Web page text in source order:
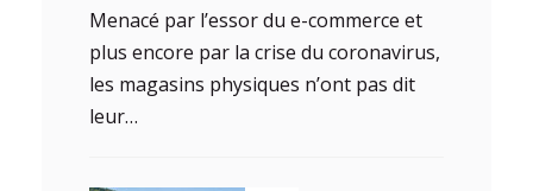
Menacé par l’essor du e-commerce et
plus encore par la crise du coronavirus,
les magasins physiques n’ont pas dit
leur…